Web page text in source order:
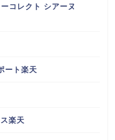
コレクト シアーヌ
ート楽天
楽天